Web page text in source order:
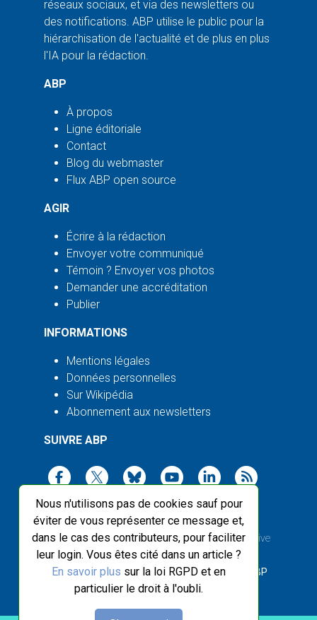
Nous n'utilisons pas de cookies sauf pour
éviter de vous représenter ce message et,
dans le cas des contributeurs, pour faciliter
leur login. Vous êtes cité dans un article ?
En savoir plus sur la loi RGPD et en
particulier le droit à l'oubli.
réseaux sociaux, et via des newsletters ou
des notifications. ABP utilise le public pour la
hiérarchisation de l'actualité et de plus en plus
l'IA pour la rédaction.
ABP
À propos
Ligne éditoriale
Contact
Blog du webmaster
Flux ABP open source
AGIR
Écrire à la rédaction
Envoyer votre communiqué
Témoin ? Envoyer vos photos
Demander une accréditation
Publier
INFORMATIONS
Mentions légales
Données personnelles
Sur Wikipédia
Abonnement aux newsletters
SUIVRE ABP
2003-2026 ©Agence Bretagne Presse, sauf Creative
Commons
Front-end design :Breizhek Studio , Back-end : ABP